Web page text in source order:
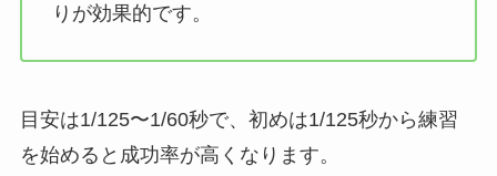
りが効果的です。
目安は1/125〜1/60秒で、初めは1/125秒から練習
を始めると成功率が高くなります。